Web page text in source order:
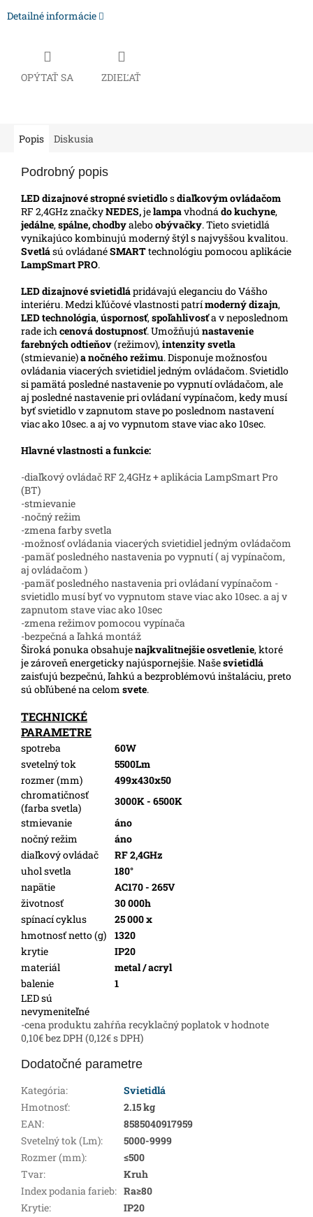
Detailné informácie
OPÝTAŤ SA ZDIEĽAŤ
Popis Diskusia
Podrobný popis
LED dizajnové stropné svietidlosdiaľkovým ovládačom
RF 2,4GHz značkyNEDES,jelampavhodnádo kuchyne,
jedálne,spálne, chodbyaleboobývačky.Tieto svietidlá
vynikajúco kombinujú moderný štýl s najvyššou kvalitou.
Svetlású ovládanéSMARTtechnológiu pomocou aplikácie
LampSmart PRO.
LEDdizajnové svietidlápridávajú eleganciu do Vášho
interiéru.Medzi kľúčové vlastnosti patrímoderný dizajn,
LED technológia,úspornosť,spoľahlivosťa v neposlednom
rade ichcenová dostupnosť. Umožňujú nastavenie
farebných odtieňov(režimov),intenzity svetla
(stmievanie)a nočného režimu. Disponuje možnosťou
ovládania viacerých svietidiel jedným ovládačom. Svietidlo
si pamätá posledné nastavenie po vypnutí ovládačom, ale
aj posledné nastavenie pri ovládaní vypínačom, kedy musí
byť svietidlo v zapnutom stave po poslednom nastavení
viac ako 10sec. a aj vo vypnutom stave viac ako 10sec.
Hlavné vlastnosti a funkcie:
-diaľkový ovládač RF 2,4GHz + aplikácia LampSmart Pro
(BT)
-stmievanie
-nočný režim
-zmena farby svetla
-možnosť ovládania viacerých svietidiel jedným ovládačom
-pamäť posledného nastavenia po vypnutí ( aj vypínačom,
aj ovládačom )
-pamäť posledného nastavenia pri ovládaní vypínačom -
svietidlo musí byť vo vypnutom stave viac ako 10sec. a aj v
zapnutom stave viac ako 10sec
-zmena režimov pomocou vypínača
-bezpečná a ľahká montáž
Široká ponuka obsahujenajkvalitnejšie osvetlenie, ktoré
je zároveň energeticky najúspornejšie. Našesvietidlá
zaisťujú bezpečnú, ľahkú a bezproblémovú inštaláciu, preto
sú obľúbené na celom svete.
TECHNICKÉ
PARAMETRE
spotreba
60W
svetelný tok
5500Lm
rozmer (mm)
499x430x50
chromatičnosť
(farba svetla)
3000K - 6500K
stmievanie
áno
nočný režim
áno
diaľkový ovládač
RF 2,4GHz
uhol svetla
180°
napätie
AC170 - 265V
životnosť
30 000h
spínací cyklus
25 000 x
hmotnosť netto (g)
1320
krytie
IP20
materiál
metal / acryl
balenie
1
LED sú
nevymeniteľné
-cena produktu zahŕňa recyklačný poplatok v hodnote
0,10€ bez DPH (0,12€ s DPH)
Dodatočné parametre
Kategória:
Svietidlá
Hmotnosť:
2.15 kg
EAN:
8585040917959
Svetelný tok (Lm):
5000-9999
Rozmer (mm):
≤500
Tvar:
Kruh
Index podania farieb: Ra≥80
Krytie: IP20